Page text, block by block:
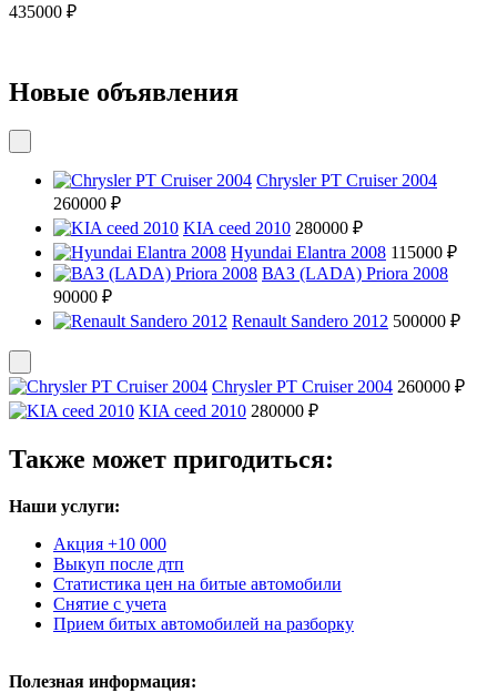
435000 ₽
Новые объявления
Chrysler PT Cruiser 2004
260000 ₽
KIA ceed 2010 280000 ₽
Hyundai Elantra 2008 115000 ₽
ВАЗ (LADA) Priora 2008
90000 ₽
Renault Sandero 2012 500000 ₽
Chrysler PT Cruiser 2004 260000 ₽
KIA ceed 2010 280000 ₽
Также может пригодиться:
Наши услуги:
Акция +10 000
Выкуп после дтп
Статистика цен на битые автомобили
Снятие с учета
Прием битых автомобилей на разборку
Полезная информация: